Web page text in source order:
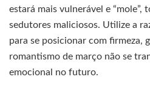
estará mais vulnerável e
sedutores maliciosos. Utilize a
para se posicionar com firmeza,
romantismo de março não se
emocional no futuro.